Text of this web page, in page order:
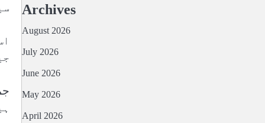
Archives
August 2026
July 2026
June 2026
May 2026
April 2026